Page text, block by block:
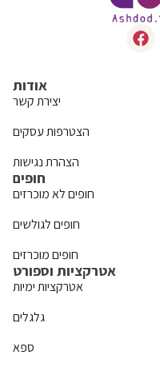
אודות
יצירת קשר
הצטרפות עסקים
הצהרת נגישות
חופים
חופים לא מוכרזים
חופים לגולשים
חופים מוכרזים
אטרקציות וספורט
אטרקציות ימיות
גלגלים
ספא